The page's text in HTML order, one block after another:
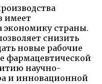
имеет
экономику страны.
снизить
новые рабочие
фармацевтической
научно-
и инновационной